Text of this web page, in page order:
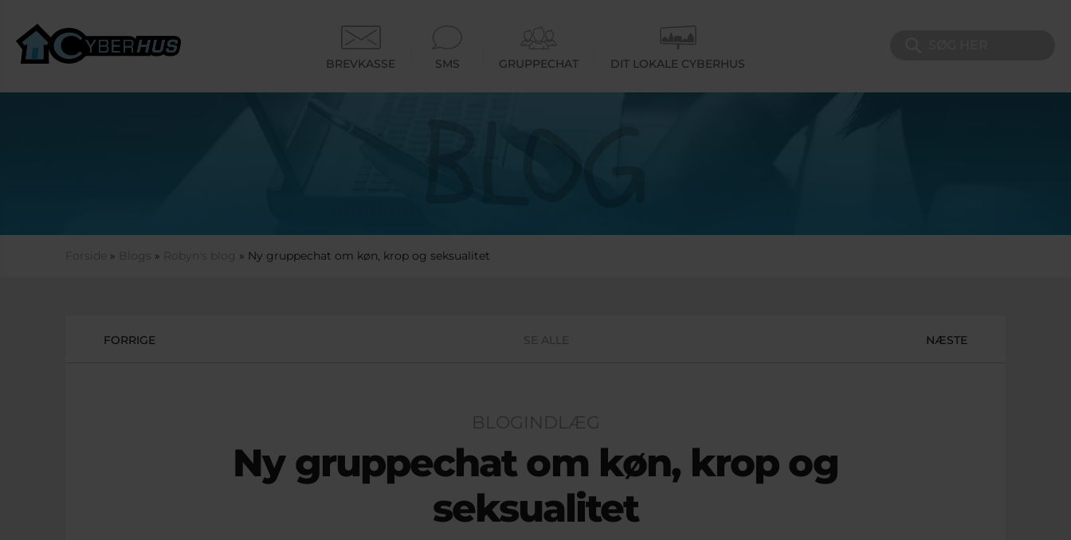
BREVKASSE SMS GRUPPECHAT DIT LOKALE CYBERHUS
Du er her
Forside » Blogs » Robyn's blog » Ny gruppechat om køn, krop og seksualitet
FORRIGE SE ALLE NÆSTE
BLOGINDLÆG
Ny gruppechat om køn, krop og
seksualitet